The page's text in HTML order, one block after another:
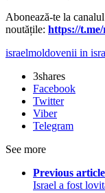
‍Abonează-te la
noutățile: https://
israelmoldovenii in
3shares
Facebook
Twitter
Viber
Telegram
See more
Previous article
Israel a fost